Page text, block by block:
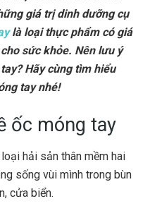
giá trị dinh dưỡng cụ
là loại thực phẩm có giá
sức khỏe. Nên lưu ý
Hãy cùng tìm hiểu
tay nhé!
ốc móng tay
hải sản thân mềm hai
sống vùi mình trong bùn
cửa biển.